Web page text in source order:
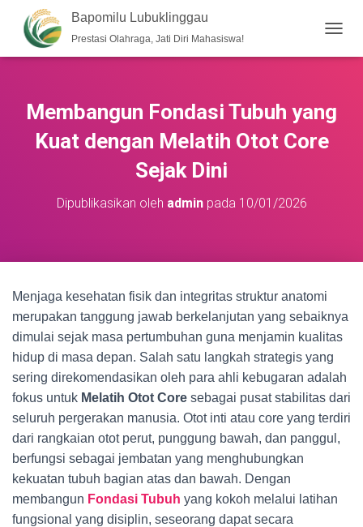
Bapomilu Lubuklinggau
Prestasi Olahraga, Jati Diri Mahasiswa!
O
E
Membangun Fondasi Tubuh yang
Kuat dengan Melatih Otot Core
Sejak Dini
Dipublikasikan oleh adminpada 10/01/2026
Menjaga kesehatan fisik dan integritas struktur anatomi
merupakan tanggung jawab berkelanjutan yang sebaiknya
dimulai sejak masa pertumbuhan guna menjamin kualitas
hidup di masa depan. Salah satu langkah strategis yang
sering direkomendasikan oleh para ahli kebugaran adalah
fokus untuk Melatih Otot Core sebagai pusat stabilitas dari
seluruh pergerakan manusia. Otot inti atau core yang terdiri
dari rangkaian otot perut, punggung bawah, dan panggul,
berfungsi sebagai jembatan yang menghubungkan
kekuatan tubuh bagian atas dan bawah. Dengan
membangun Fondasi Tubuh yang kokoh melalui latihan
fungsional yang disiplin, seseorang dapat secara